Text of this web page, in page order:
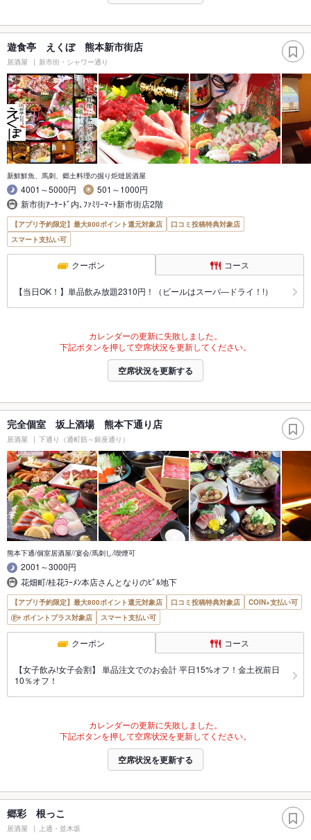
遊食亭 えくぼ 熊本新市街店
居酒屋 新市街・シャワー通り
新鮮鮮魚、馬刺、郷土料理の掘り炬燵居酒屋
4001～5000円
501～1000円
新市街ｱｰｹｰﾄﾞ内､ﾌｧﾐﾘｰﾏｰﾄ新市街店2階
【アプリ予約限定】最大800ポイント還元対象店
口コミ投稿特典対象店
スマート支払い可
クーポン コース
【当日OK！】単品飲み放題2310円！（ビールはスーパ―ドライ！!）
カレンダーの更新に失敗しました。
下記ボタンを押して空席状況を更新してください。
空席状況を更新する
完全個室 坂上酒場 熊本下通り店
居酒屋 下通り（通町筋～銀座通り）
熊本下通/個室居酒屋//宴会/馬刺し/喫煙可
2001～3000円
花畑町/桂花ﾗｰﾒﾝ本店さんとなりのﾋﾞﾙ地下
【アプリ予約限定】最大800ポイント還元対象店 口コミ投稿特典対象店
COIN+支払い可
ポイントプラス対象店
スマート支払い可
クーポン コース
【女子飲み!女子会割】 単品注文でのお会計 平日15%オフ！金土祝前日
10％オフ！
カレンダーの更新に失敗しました。
下記ボタンを押して空席状況を更新してください。
空席状況を更新する
郷彩 根っこ
居酒屋 上通・並木坂